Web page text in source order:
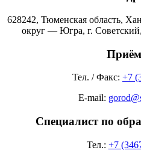
628242, Тюменская область,
округ — Югра, г.
Тел. / Факс: +7
E-mail:
Специалист по
Тел.: +7